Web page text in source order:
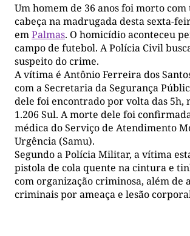
Um homem de 36 anos foi morto
cabeça na madrugada desta sexta-
emPalmas. O homicídio aconteceu
campo de futebol. A Polícia Civil
suspeito do crime.
A vítima é Antônio Ferreira dos
com a Secretaria da Segurança
dele foi encontrado por volta das 5h,
1.206 Sul. A morte dele foi
médica do Serviço de Atendimento
Urgência (Samu).
Segundo a Polícia Militar, a vítima
pistola de cola quente na cintura e
com organização criminosa, além de
criminais por ameaça e lesão